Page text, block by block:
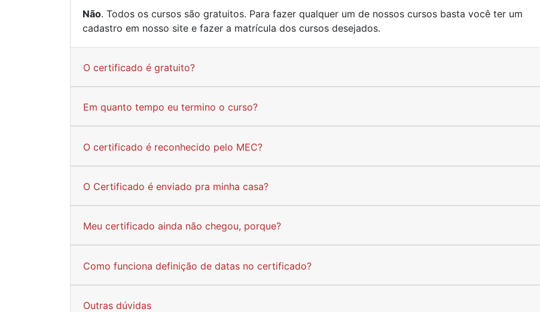
Não. Todos os cursos são gratuitos. Para fazer qualquer um de nossos cursos basta você ter um
cadastro em nosso site e fazer a matrícula dos cursos desejados.
O certificado é gratuito?
Em quanto tempo eu termino o curso?
O certificado é reconhecido pelo MEC?
O Certificado é enviado pra minha casa?
Meu certificado ainda não chegou, porque?
Como funciona definição de datas no certificado?
Outras dúvidas